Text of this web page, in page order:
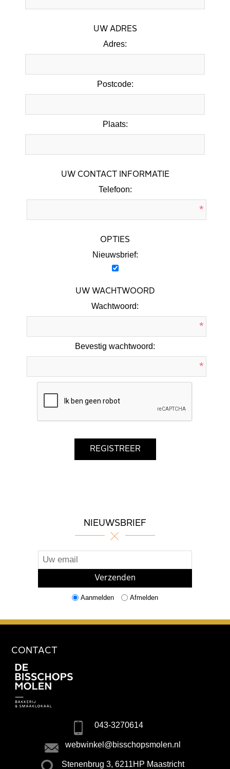
UW ADRES
Adres:
Postcode:
Plaats:
UW CONTACT INFORMATIE
Telefoon:
*
OPTIES
Nieuwsbrief:
UW WACHTWOORD
Wachtwoord:
*
Bevestig wachtwoord:
*
NIEUWSBRIEF
Aanmelden Afmelden
CONTACT
043-3270614
webwinkel@bisschopsmolen.nl
Stenenbrug 3, 6211HP Maastricht